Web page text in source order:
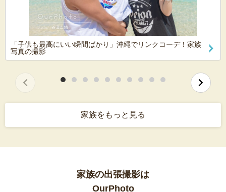
「子供も最高にいい瞬間ばかり」沖縄でリンクコーデ！家族
写真の撮影
家族をもっと見る
家族の出張撮影は
OurPhoto